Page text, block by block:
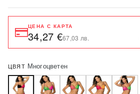
ЦЕНА С КАРТА
34,27 €67,03 лв.
ЦВЯТ Многоцветен